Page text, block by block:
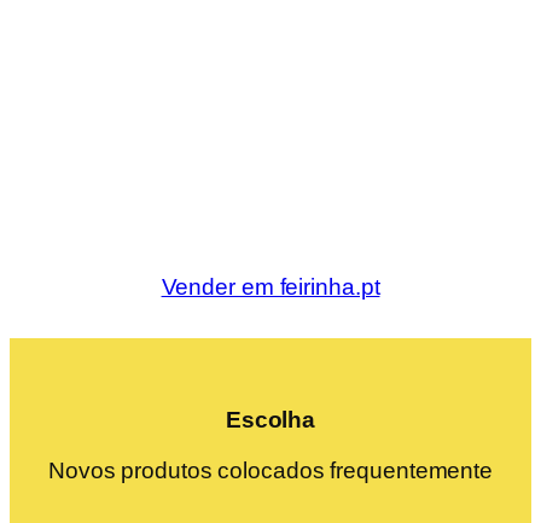
Vender em feirinha.pt
Escolha
Novos produtos colocados frequentemente